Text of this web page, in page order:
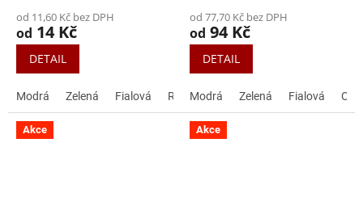
produktu
je
5,0
hvězdiček.
od 11,60 Kč bez DPH
od 14 Kč
DETAIL
Modrá Zelená Fialová Růžová Černá Červená Světle
ks
produktu
je
4,8
hvězdiček.
od 77,70 Kč bez DPH
od 94 Kč
DETAIL
Modrá Zelená Fialová
Akce Akce